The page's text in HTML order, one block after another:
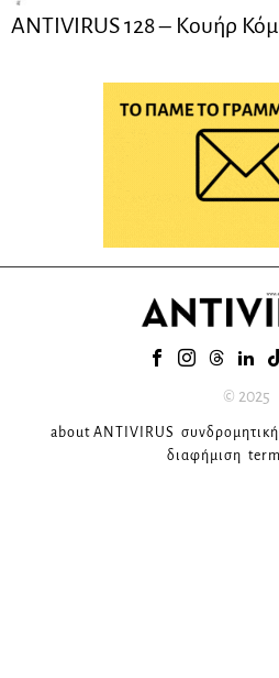
ANTIVIRUS 128 – Kουήρ
© 2025
about ANTIVIRUS
διαφήμιση